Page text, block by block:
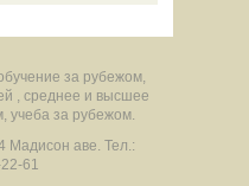
за рубежом,
, среднее и высшее
учеба за рубежом.
Мадисон аве. Тел.:
61